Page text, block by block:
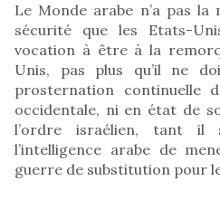
Le Monde arabe n’a pas
sécurité que les Etats-
vocation à être à la
Unis, pas plus qu’il ne
prosternation continuelle
occidentale, ni en état de
l’ordre israélien, tant il
l’intelligence arabe de
guerre de substitution pour